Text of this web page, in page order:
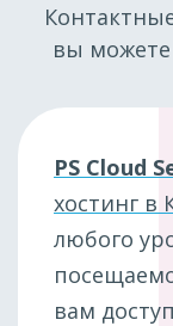
вы можете
PS Cloud
хостинг в
любого
вам